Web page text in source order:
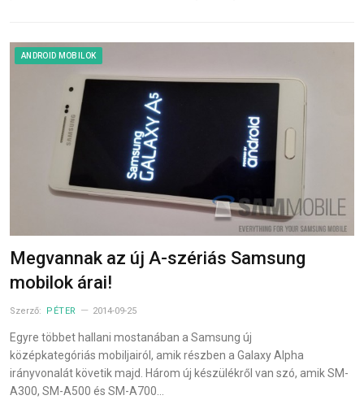
ANDROID MOBILOK
Megvannak az új A-szériás Samsung
mobilok árai!
Szerző: PÉTER 2014-09-25
Egyre többet hallani mostanában a Samsung új
középkategóriás mobiljairól, amik részben a Galaxy Alpha
irányvonalát követik majd. Három új készülékről van szó, amik SM-
A300, SM-A500 és SM-A700…